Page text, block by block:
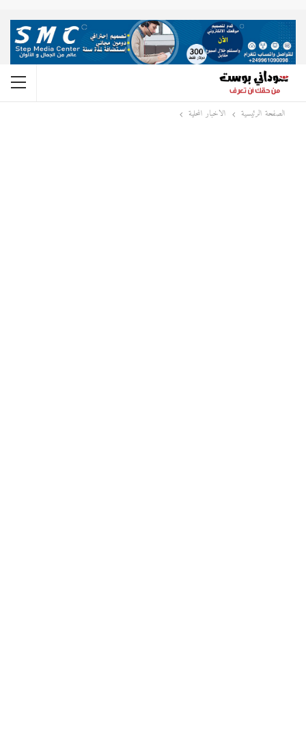
الصفحة الرئيسية الاخبار المحلية